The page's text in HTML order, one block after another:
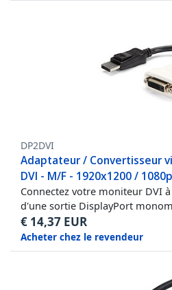
DP2DVI
Adaptateur / Convertisseur
DVI - M/F - 1920x1200 / 1080p
Connectez votre moniteur DVI
d'une sortie DisplayPort
€ 14,37 EUR
Acheter chez le revendeur